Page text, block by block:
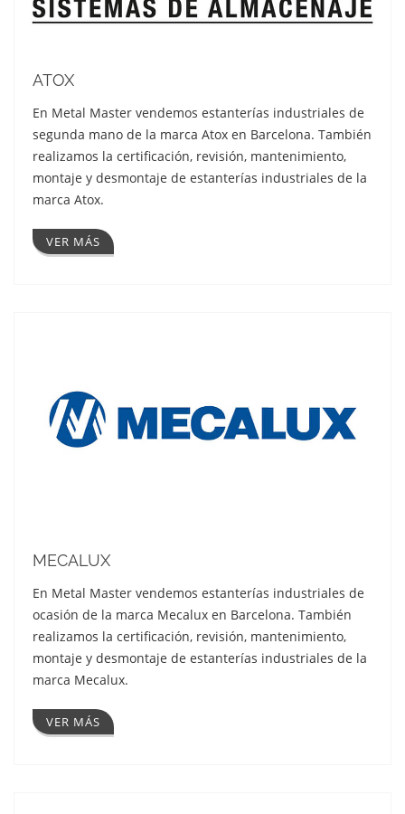
ATOX
En Metal Master vendemos estanterías industriales de
segunda mano de la marca Atox en Barcelona. También
realizamos la certificación, revisión, mantenimiento,
montaje y desmontaje de estanterías industriales de la
marca Atox.
VER MÁS
MECALUX
En Metal Master vendemos estanterías industriales de
ocasión de la marca Mecalux en Barcelona. También
realizamos la certificación, revisión, mantenimiento,
montaje y desmontaje de estanterías industriales de la
marca Mecalux.
VER MÁS